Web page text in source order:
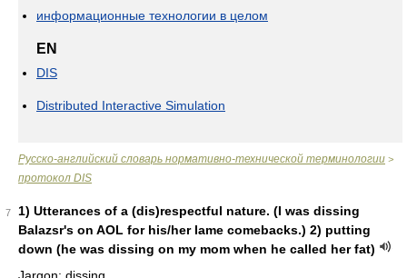
информационные технологии в целом
EN
DIS
Distributed Interactive Simulation
Русско-английский словарь нормативно-технической терминологии >
протокол DIS
7
1) Utterances of a (dis)respectful nature. (I was dissing
Balazsr's on AOL for his/her lame comebacks.) 2) putting
down (he was dissing on my mom when he called her fat)